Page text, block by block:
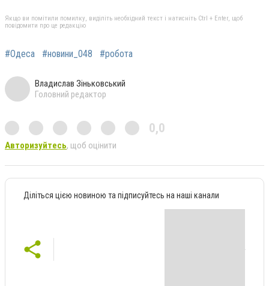
Якщо ви помітили помилку, виділіть необхідний текст і натисніть Ctrl + Enter, щоб
повідомити про це редакцію
#Одеса #новини_048 #робота
Владислав Зіньковський
Головний редактор
0,0
Авторизуйтесь, щоб оцінити
Діліться цією новиною та підписуйтесь на наші канали